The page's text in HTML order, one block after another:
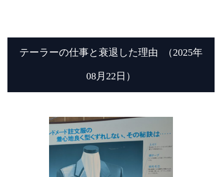
テーラーの仕事と衰退した理由 （2025年
08月22日）